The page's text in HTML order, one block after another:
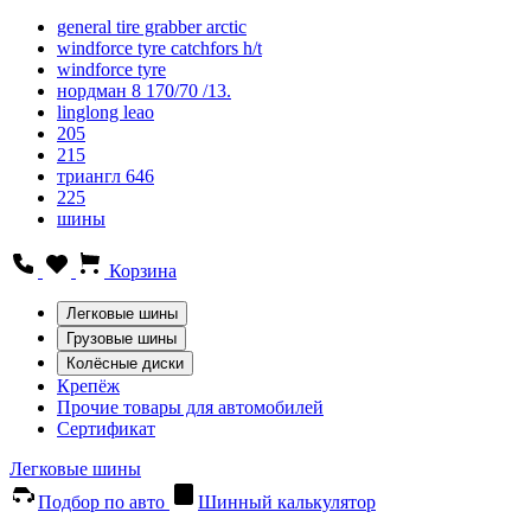
general tire grabber arctic
windforce tyre catchfors h/t
windforce tyre
нордман 8 170/70 /13.
linglong leao
205
215
триангл 646
225
шины
Корзина
Легковые шины
Грузовые шины
Колёсные диски
Крепёж
Прочие товары для автомобилей
Сертификат
Легковые шины
Подбор по авто
Шинный калькулятор